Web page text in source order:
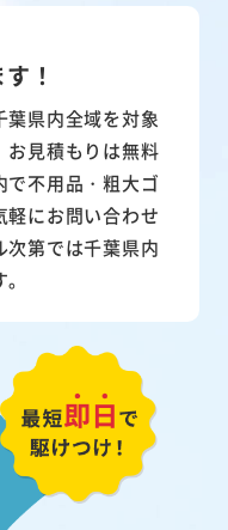
！
葉県内全域を対象
お見積もりは無料
で不用品・粗大ゴ
軽にお問い合わせ
次第では千葉県内